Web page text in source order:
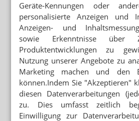
Geräte-Kennungen oder
personalisierte Anzeigen und
Anzeigen- und
sowie Erkenntnisse über
Produktentwicklungen zu
Nutzung unserer Angebote zu
Marketing machen und den
können.Indem Sie "Akzeptieren"
diesen Datenverarbeitungen
zu. Dies umfasst zeitlich
Einwilligung zur
Mehr aus Ressort
MEHR ALS 10.000 MENSCHEN
Parasiten-Befall in den USA noch
FLIEGENLARVEN, HAKENWÜRMER,
Dermatologen warnen vor
Souvenirs“
MAUERSEGLER ALS BRUCHPILOT
Notlandung vor Apotheke